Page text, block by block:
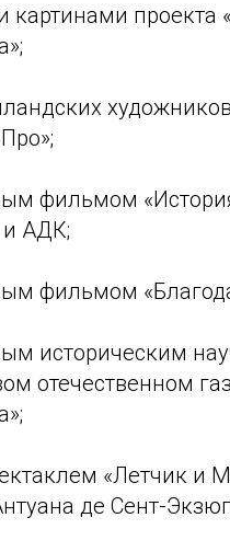
проекта
фильмом
и АДК;
фильмом
историческим
отечественном
«Летчик и
де Сент-